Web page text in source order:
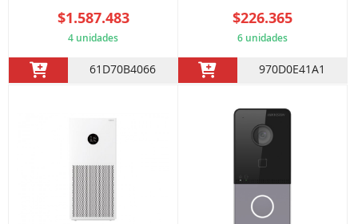
$1.587.483
4 unidades
61D70B4066
$226.365
6 unidades
970D0E41A1